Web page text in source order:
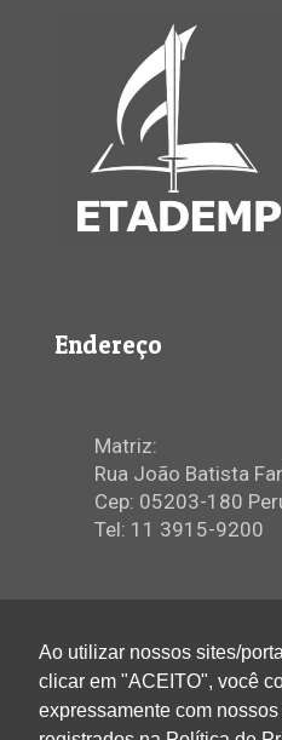
Endereço
Matriz:
Rua João Batista
Cep: 05203-180
Tel: 11 3915-9200
Ao utilizar nossos sites/
clicar em "ACEITO", você
expressamente com nossos